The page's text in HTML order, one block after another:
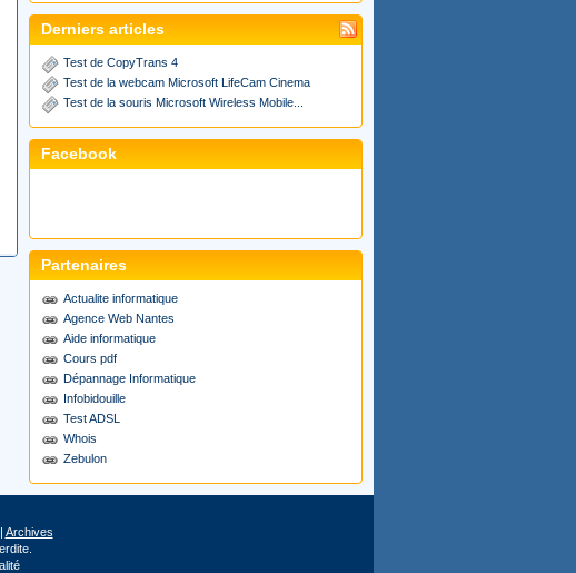
Derniers articles
Test de CopyTrans 4
Test de la webcam Microsoft LifeCam Cinema
Test de la souris Microsoft Wireless Mobile...
Facebook
Partenaires
Actualite informatique
Agence Web Nantes
Aide informatique
Cours pdf
Dépannage Informatique
Infobidouille
Test ADSL
Whois
Zebulon
Archives